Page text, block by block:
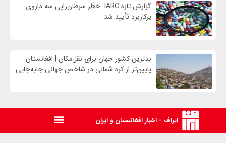
گزارش تازه IARC: خطر سرطان‌زایی سه داروی
پرکاربرد تأیید شد
بدترین کشور جهان برای نقل‌مکان | افغانستان
پایین‌تر از کره شمالی در شاخص جهانی جابه‌جایی
ایراف - اخبار افغانستان و ایران